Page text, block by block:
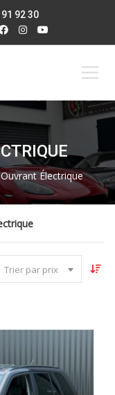
92 30
Électrique
Trier par prix